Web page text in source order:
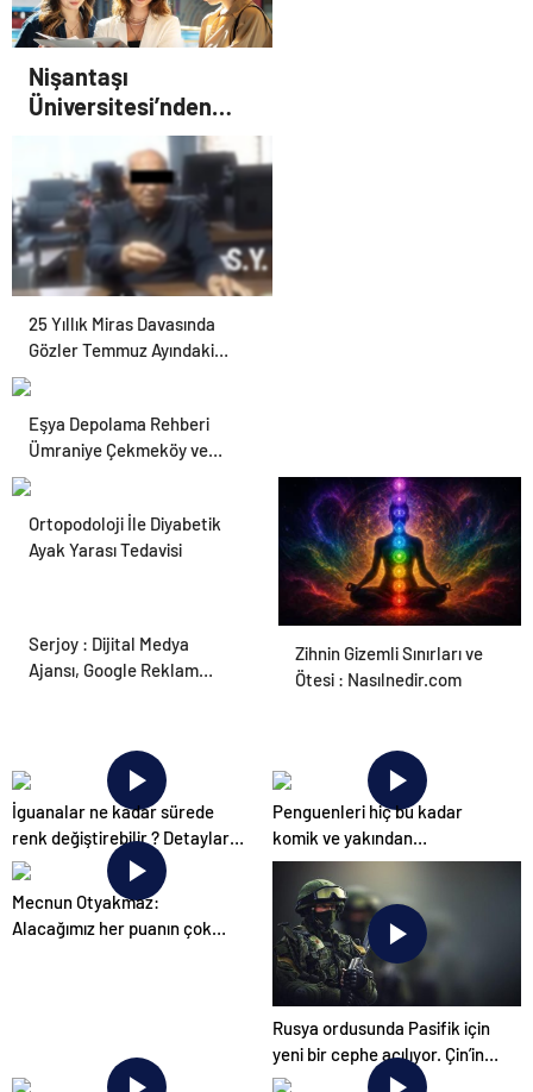
Nişantaşı
Üniversitesi’nden
2026 YKS Adaylarına
Çifte Güvence: Sabit
Ücret ve Kesintisiz
Burs
25 Yıllık Miras Davasında
Gözler Temmuz Ayındaki
Karar Duruşmasına Çevrildi
Eşya Depolama Rehberi
Ümraniye Çekmeköy ve
Kadıköy
Ortopodoloji İle Diyabetik
Ayak Yarası Tedavisi
Zihnin Gizemli Sınırları ve
Ötesi : Nasılnedir.com
Serjoy : Dijital Medya
Ajansı, Google Reklam
İguanalar ne kadar sürede
renk değiştirebilir ? Detaylar
burada…
Penguenleri hiç bu kadar
komik ve yakından
görmemiştiniz
Mecnun Otyakmaz:
Alacağımız her puanın çok
Rusya ordusunda Pasifik için
yeni bir cephe açılıyor. Çin’in
ilk tepkisi!